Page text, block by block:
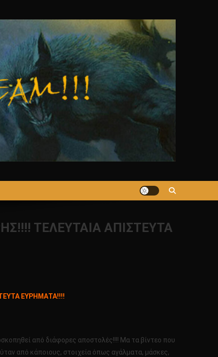
ΤΕΛΕΥΤΑΙΑ ΑΠΙΣΤΕΥΤΑ
ΕΥΡΗΜΑΤΑ!!!!
από διάφορες αποστολές!!!! Μα τα βίντεο που
από κάποιους, στοιχεία όπως αγάλματα, μάσκες,